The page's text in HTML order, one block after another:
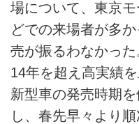
場について、東京
どでの来場者が多
売が振るわなかっ
14年を超え高実績
新型車の発売時期
し、春先早々より